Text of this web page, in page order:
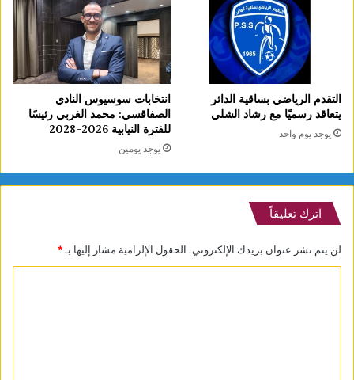
التقدم الرياضي بساقية الدائر
يتعاقد رسميًا مع رشاد الشلي
يوجد يوم واحد
انتخابات سوسيوس النادي
الصفاقسي: محمد الغربي رئيسًا
للفترة النيابية 2026-2028
يوجد يومين
اترك تعليقاً
لن يتم نشر عنوان بريدك الإلكتروني. الحقول الإلزامية مشار إليها بـ*